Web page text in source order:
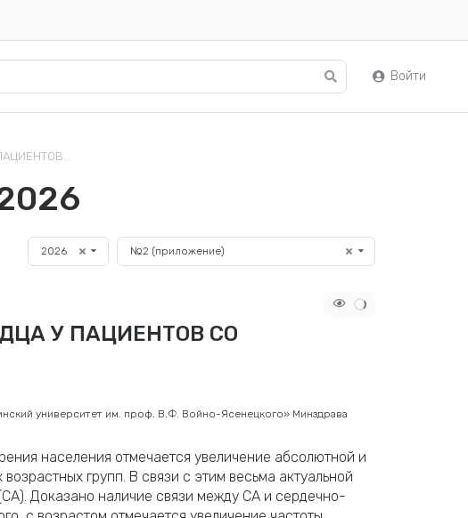
Войти
2026 №2 (приложение)
У ПАЦИЕНТОВ СО
университет им. проф. В.Ф. Войно-Ясенецкого» Минздрава
населения отмечается увеличение абсолютной и
групп. В связи с этим весьма актуальной
Доказано наличие связи между СА и сердечно-